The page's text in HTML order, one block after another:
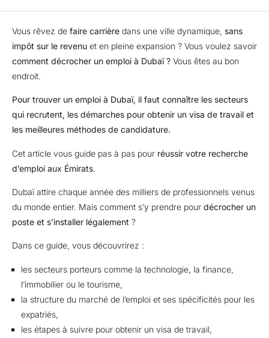
Vous rêvez de faire carrière dans une ville dynamique, sans
impôt sur le revenu et en pleine expansion ? Vous voulez savoir
comment décrocher un emploi à Dubaï ? Vous êtes au bon
endroit.
Pour trouver un emploi à Dubaï, il faut connaître les secteurs
qui recrutent, les démarches pour obtenir un visa de travail et
les meilleures méthodes de candidature.
Cet article vous guide pas à pas pour réussir votre recherche
d’emploi aux Émirats.
Dubaï attire chaque année des milliers de professionnels venus
du monde entier. Mais comment s’y prendre pour décrocher un
poste et s’installer légalement ?
Dans ce guide, vous découvrirez :
les secteurs porteurs comme la technologie, la finance,
l’immobilier ou le tourisme,
la structure du marché de l’emploi et ses spécificités pour les
expatriés,
les étapes à suivre pour obtenir un visa de travail,